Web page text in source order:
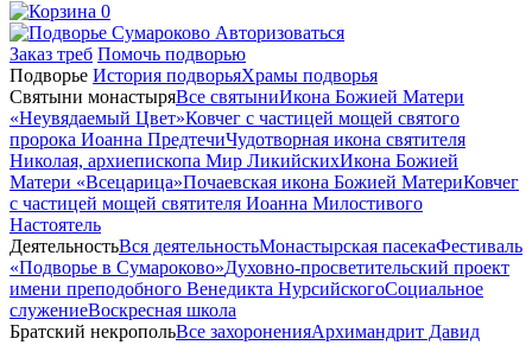
0
Авторизоваться
Заказ треб Помочь подворью
Подворье История подворьяХрамы подворья
Святыни монастыряВсе святыниИкона Божией Матери
«Неувядаемый Цвет»Ковчег с частицей мощей святого
пророка Иоанна ПредтечиЧудотворная икона святителя
Николая, архиепископа Мир ЛикийскихИкона Божией
Матери «Всецарица»Почаевская икона Божией МатериКовчег
с частицей мощей святителя Иоанна Милостивого
Настоятель
ДеятельностьВся деятельностьМонастырская пасекаФестиваль
«Подворье в Сумароково»Духовно-просветительский проект
имени преподобного Венедикта НурсийскогоСоциальное
служениеВоскресная школа
Братский некропольВсе захороненияАрхимандрит Давид